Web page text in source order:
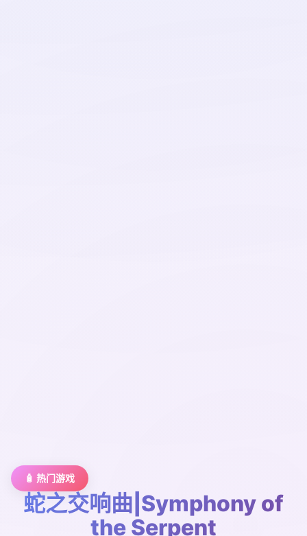
🧴 热门游戏
蛇之交响曲|Symphony of
the Serpent